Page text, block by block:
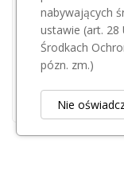
jest
nabywających
ustawie (art. 28
Środkach
pózn. zm.)
Nie